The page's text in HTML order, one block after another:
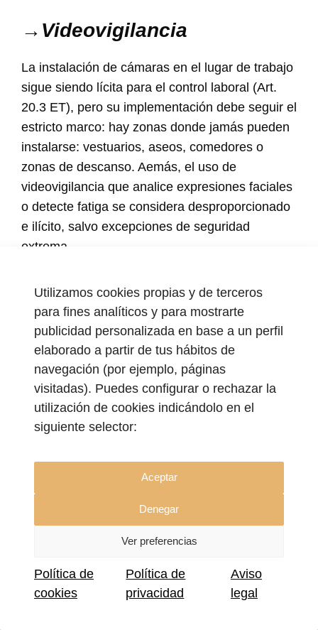
Utilizamos cookies propias y de terceros
para fines analíticos y para mostrarte
publicidad personalizada en base a un perfil
elaborado a partir de tus hábitos de
navegación (por ejemplo, páginas
visitadas). Puedes configurar o rechazar la
utilización de cookies indicándolo en el
siguiente selector:
Aceptar
Denegar
Ver preferencias
Política de
cookies
Política de
privacidad
Aviso
legal
→Videovigilancia
La instalación de cámaras en el lugar de trabajo
sigue siendo lícita para el control laboral (Art.
20.3 ET), pero su implementación debe seguir el
estricto marco: hay zonas donde jamás pueden
instalarse: vestuarios, aseos, comedores o
zonas de descanso. Aemás, el uso de
videovigilancia que analice expresiones faciales
o detecte fatiga se considera desproporcionado
e ilícito, salvo excepciones de seguridad
extrema.
capas de información al trabajador. Sin atajos.
→Geolocalización
El uso de sistemas GPS en vehículos o
dispositivos móviles es una herramienta de
optimización logística, perosu uso para el
control de jornada debe ser restrictivo.
geolocalización fuera del horario laboral.
Trabajo, prohíbe el envío de comunicaciones de
respuesta inmediata, considerándose nula
cualquier cláusula que obligue al trabajador a